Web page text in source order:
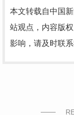
本文转载自中国
站观点，内容版
影响，请及时联